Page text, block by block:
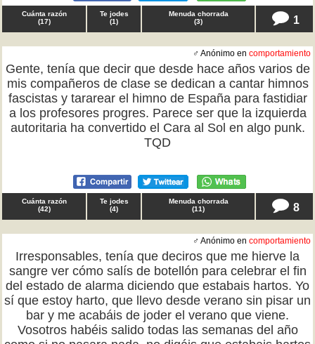
Cuánta razón
(17)
Te jodes
(1)
Menuda chorrada
(3) 1
♂ Anónimo en comportamiento
Gente, tenía que decir que desde hace años varios de
mis compañeros de clase se dedican a cantar himnos
fascistas y tararear el himno de España para fastidiar
a los profesores progres. Parece ser que la izquierda
autoritaria ha convertido el Cara al Sol en algo punk.
TQD
Cuánta razón
(42)
Te jodes
(4)
Menuda chorrada
(11) 8
♂ Anónimo en comportamiento
Irresponsables, tenía que deciros que me hierve la
sangre ver cómo salís de botellón para celebrar el fin
del estado de alarma diciendo que estabais hartos. Yo
sí que estoy harto, que llevo desde verano sin pisar un
bar y me acabáis de joder el verano que viene.
Vosotros habéis salido todas las semanas del año